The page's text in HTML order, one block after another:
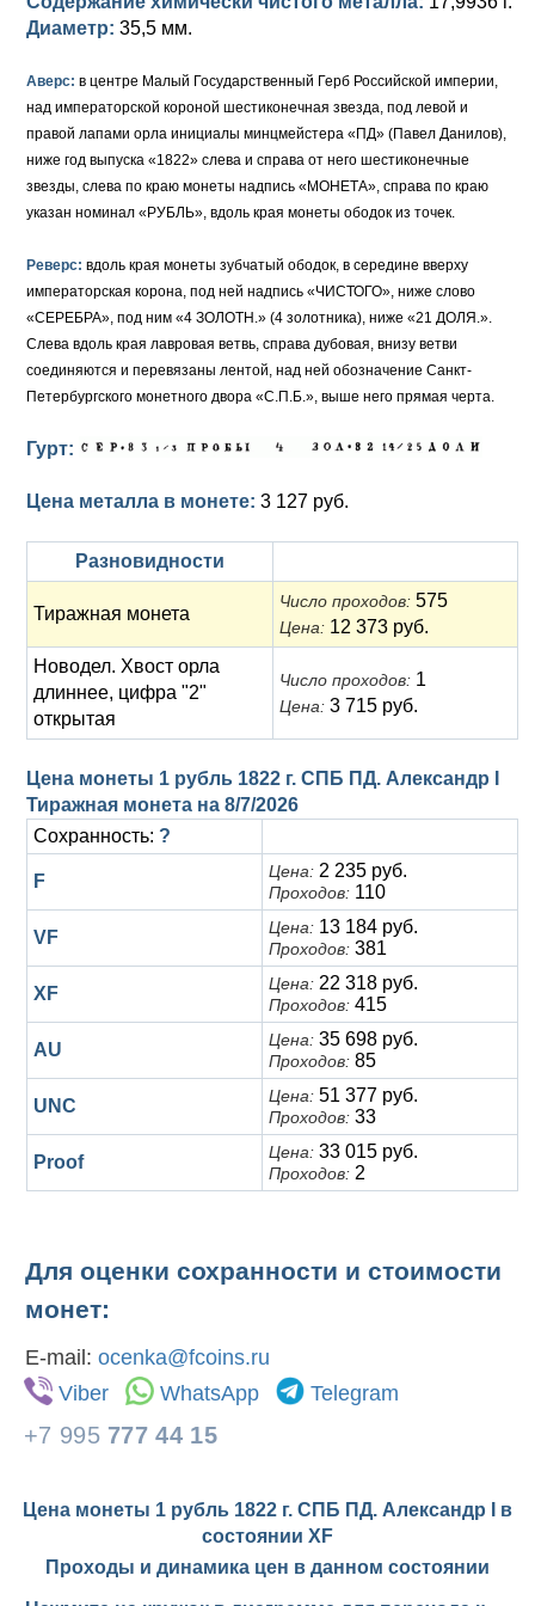
Диаметр: 35,5 мм.
Аверс: в центре Малый Государственный Герб Российской империи,
над императорской короной шестиконечная звезда, под левой и
правой лапами орла инициалы минцмейстера «ПД» (Павел Данилов),
ниже год выпуска «1822» слева и справа от него шестиконечные
звезды, слева по краю монеты надпись «МОНЕТА», справа по краю
указан номинал «РУБЛЬ», вдоль края монеты ободок из точек.
Реверс: вдоль края монеты зубчатый ободок, в середине вверху
императорская корона, под ней надпись «ЧИСТОГО», ниже слово
«СЕРЕБРА», под ним «4 ЗОЛОТН.» (4 золотника), ниже «21 ДОЛЯ.».
Слева вдоль края лавровая ветвь, справа дубовая, внизу ветви
соединяются и перевязаны лентой, над ней обозначение Санкт-
Петербургского монетного двора «С.П.Б.», выше него прямая черта.
Гурт:
Цена металла в монете: 3 127 руб.
Разновидности
Тиражная монета
Число проходов: 575
Цена: 12 373 руб.
Новодел. Хвост орла
длиннее, цифра "2"
открытая
Число проходов: 1
Цена: 3 715 руб.
Цена монеты 1 рубль 1822 г. СПБ ПД. Александр I
Тиражная монета на 8/7/2026
Сохранность: ?
F Цена: 2 235 руб.
Проходов: 110
VF Цена: 13 184 руб.
Проходов: 381
XF Цена: 22 318 руб.
Проходов: 415
AU Цена: 35 698 руб.
Проходов: 85
UNC Цена: 51 377 руб.
Проходов: 33
Proof Цена: 33 015 руб.
Проходов: 2
Для оценки сохранности и стоимости
монет:
E-mail: ocenka@fcoins.ru
Viber
WhatsApp Telegram
+7 995 777 44 15
Цена монеты 1 рубль 1822 г. СПБ ПД. Александр I в
состоянии XF
Проходы и динамика цен в данном состоянии